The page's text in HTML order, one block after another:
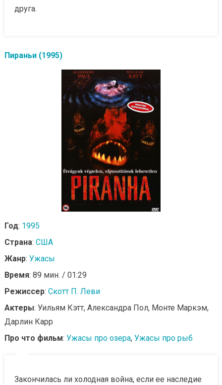
друга.
Пираньи (1995)
Год: 1995
Страна: США
Жанр: Ужасы
Время: 89 мин. / 01:29
Режиссер: Скотт П. Леви
Актеры: Уильям Кэтт, Александра Пол, Монте Маркэм,
Дарлин Карр
Про что фильм: Ужасы про озера, Ужасы про рыб
Закончилась ли холодная война, если ее наследие